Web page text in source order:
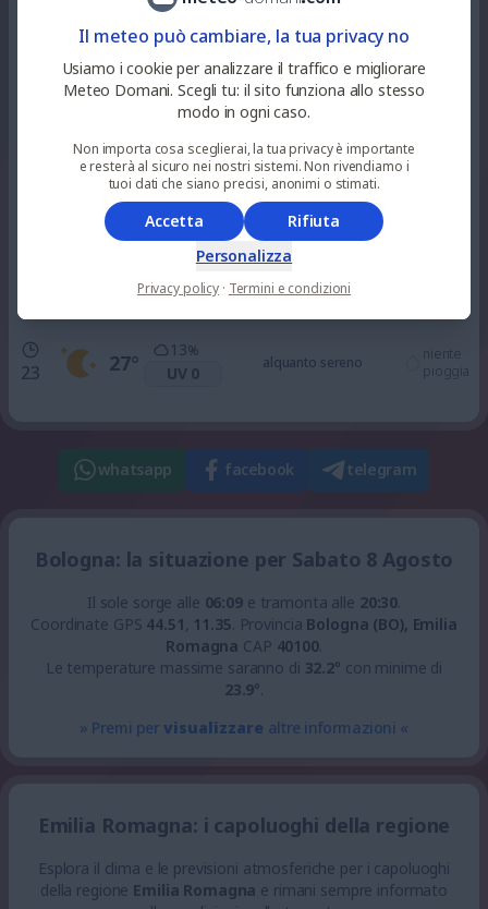
28° UV 6
parzialmente nuvoloso
57%
UV 7
parzialmente nuvoloso
32°
76 %
UV 3
parzialmente nuvoloso
° %
UV 0
alquanto sereno
23 27°
13%
UV 0
alquanto sereno
niente
pioggia
whatsapp facebook telegram
Bologna: la situazione per Sabato 8 Agosto
Il sole sorge alle 06:09e tramonta alle 20:30.
Coordinate GPS 44.51, 11.35. Provincia Bologna (BO), Emilia
Romagna CAP 40100.
Le temperature massime saranno di 32.2° con minime di
23.9°.
» Premi pervisualizzare altre informazioni «
Emilia Romagna: i capoluoghi della regione
Esplora il clima e le previsioni atmosferiche per i capoluoghi
della regione Emilia Romagna e rimani sempre informato
Il meteo può cambiare, la tua privacy no
Usiamo i cookie per analizzare il traffico e migliorare
Meteo Domani. Scegli tu: il sito funziona allo stesso
modo in ogni caso.
Non importa cosa sceglierai, la tua privacy è importante
e resterà al sicuro nei nostri sistemi. Non rivendiamo i
tuoi dati che siano precisi, anonimi o stimati.
Accetta
Rifiuta
Personalizza
Privacy policy · Termini e condizioni